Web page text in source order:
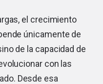
el crecimiento
únicamente de
de la capacidad de
con las
Desde esa